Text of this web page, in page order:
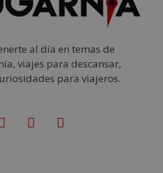
al día en temas de
viajes para descansar,
para viajeros.